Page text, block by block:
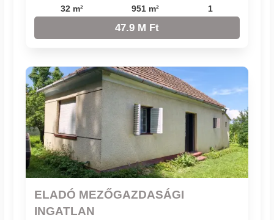
32 m² 951 m² 1
47.9 M Ft
ELADÓ MEZŐGAZDASÁGI
INGATLAN